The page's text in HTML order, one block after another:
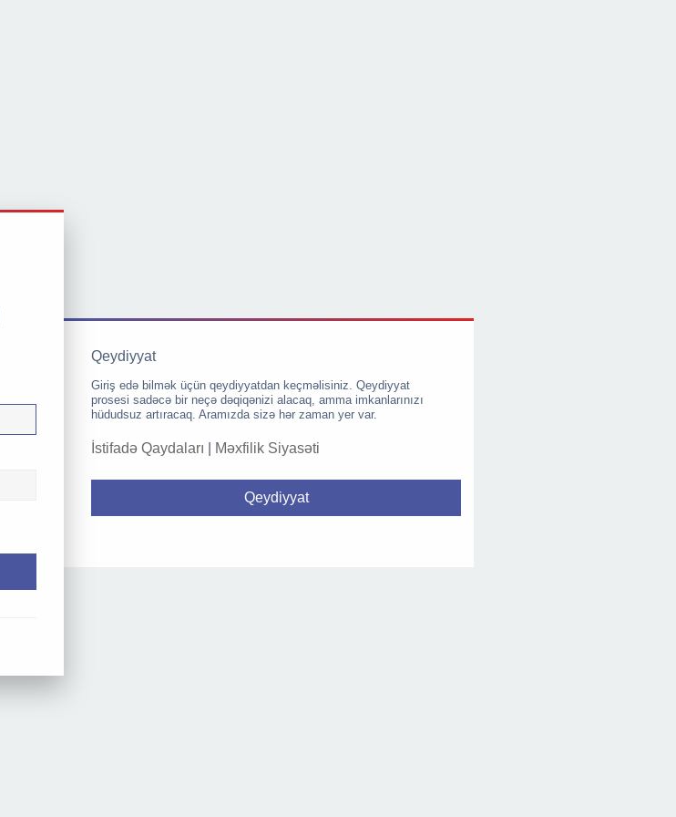
Qeydiyyat
Giriş edə bilmək üçün qeydiyyatdan keçməlisiniz. Qeydiyyat
prosesi sadəcə bir neçə dəqiqənizi alacaq, amma imkanlarınızı
hüdudsuz artıracaq. Aramızda sizə hər zaman yer var.
İstifadə Qaydaları Məxfilik Siyasəti
Qeydiyyat